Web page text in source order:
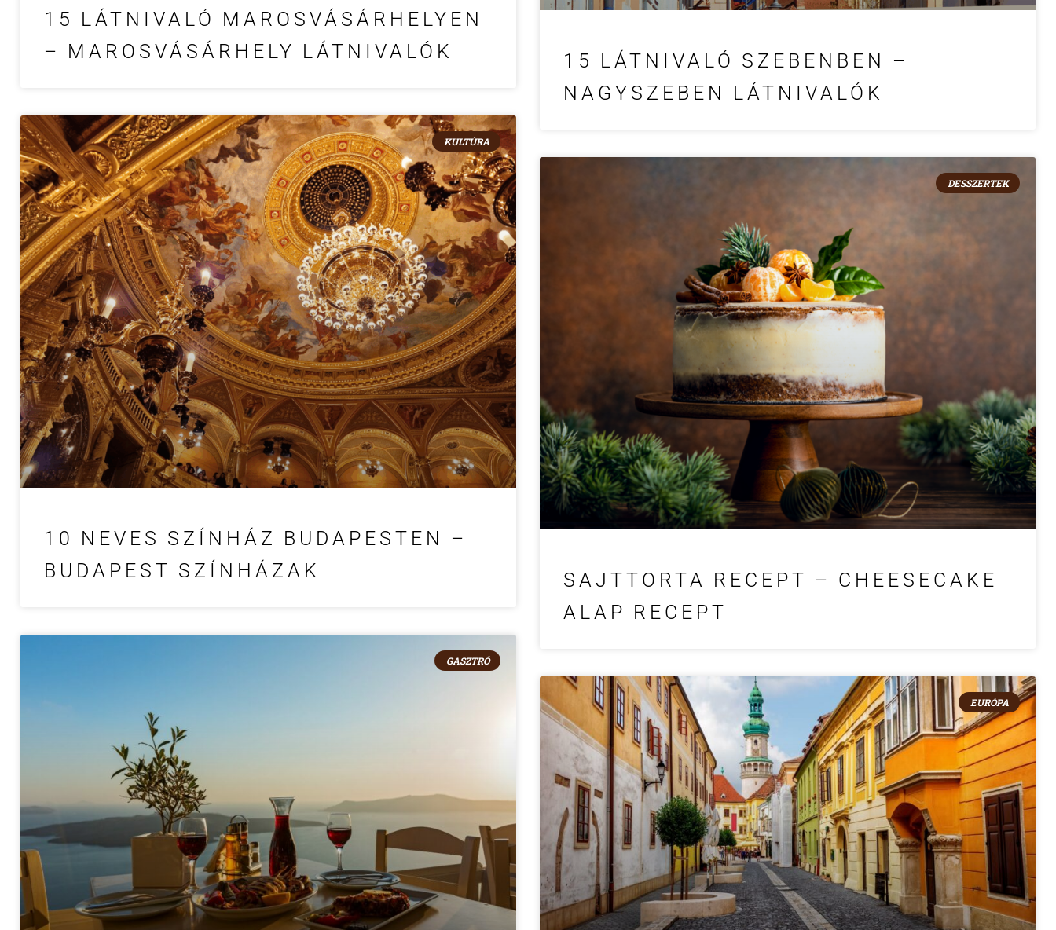
15 LÁTNIVALÓ MAROSVÁSÁRHELYEN
– MAROSVÁSÁRHELY LÁTNIVALÓK
15 LÁTNIVALÓ SZEBENBEN –
NAGYSZEBEN LÁTNIVALÓK
KULTÚRA
10 NEVES SZÍNHÁZ BUDAPESTEN –
BUDAPEST SZÍNHÁZAK
DESSZERTEK
SAJTTORTA RECEPT – CHEESECAKE
ALAP RECEPT
GASZTRÓ
EURÓPA